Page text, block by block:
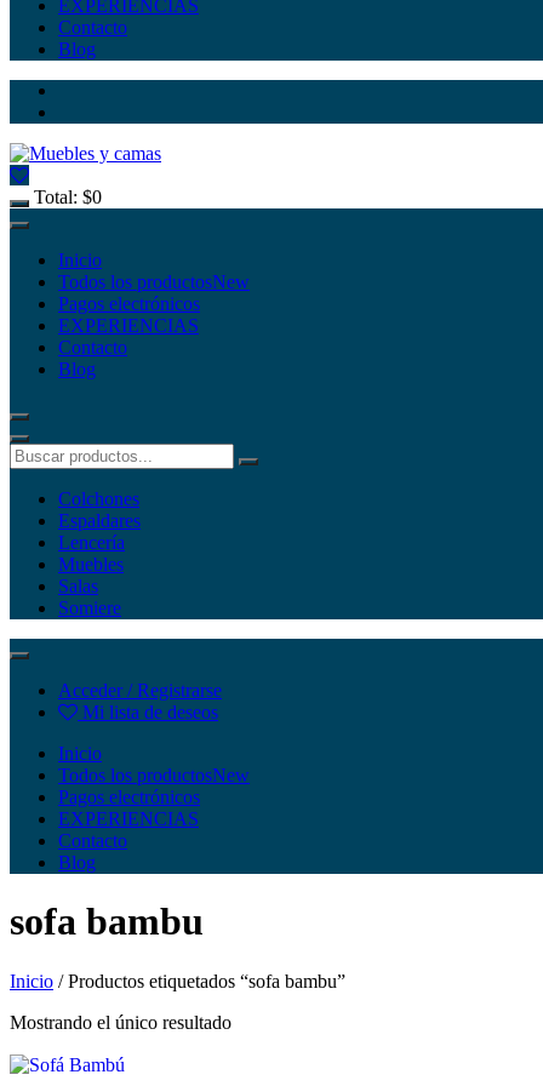
EXPERIENCIAS
Contacto
Blog
Total: $0
Inicio
Todos los productosNew
Pagos electrónicos
EXPERIENCIAS
Contacto
Blog
Colchones
Espaldares
Lencería
Muebles
Salas
Somiere
Acceder / Registrarse
Mi lista de deseos
Inicio
Todos los productosNew
Pagos electrónicos
EXPERIENCIAS
Contacto
Blog
sofa bambu
Inicio / Productos etiquetados “sofa bambu”
Mostrando el único resultado